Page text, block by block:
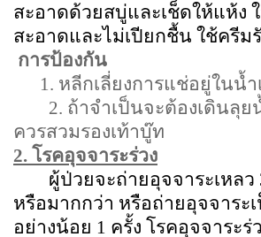
สะอาดด้วยสบู่และเช็ดให้แห้ง
สะอาดและไม่เปียกชื้น ใช้ครีม
การป้องกัน
1. หลีกเลี่ยงการแช่อยู่ในน้
2. ถ้าจำเป็นจะต้องเดินลุ
ควรสวมรองเท้าบู๊ท
2. โรคอุจจาระร่วง
ผู้ป่วยจะถ่ายอุจจาระเหลว
หรือมากกว่า หรือถ่ายอุจจาระ
อย่างน้อย 1 ครั้ง โรคอุจจาระร่